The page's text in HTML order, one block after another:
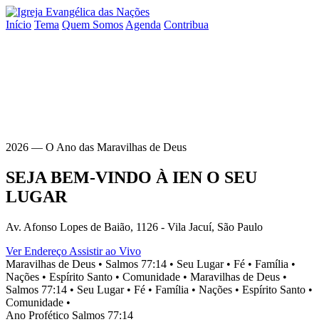
Início Tema Quem Somos Agenda Contribua
2026 — O Ano das Maravilhas de Deus
SEJA BEM-VINDO À IEN O SEU
LUGAR
Av. Afonso Lopes de Baião, 1126 - Vila Jacuí, São Paulo
Ver Endereço Assistir ao Vivo
Maravilhas de Deus • Salmos 77:14 • Seu Lugar • Fé • Família •
Nações • Espírito Santo • Comunidade • Maravilhas de Deus •
Salmos 77:14 • Seu Lugar • Fé • Família • Nações • Espírito Santo •
Comunidade •
Ano Profético Salmos 77:14